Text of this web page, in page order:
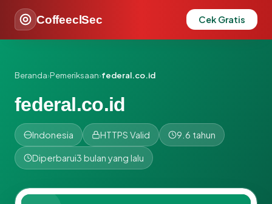
CoffeeclSec Cek Gratis
Beranda›Pemeriksaan›federal.co.id
federal.co.id
Indonesia HTTPS Valid 9.6 tahun
Diperbarui3 bulan yang lalu